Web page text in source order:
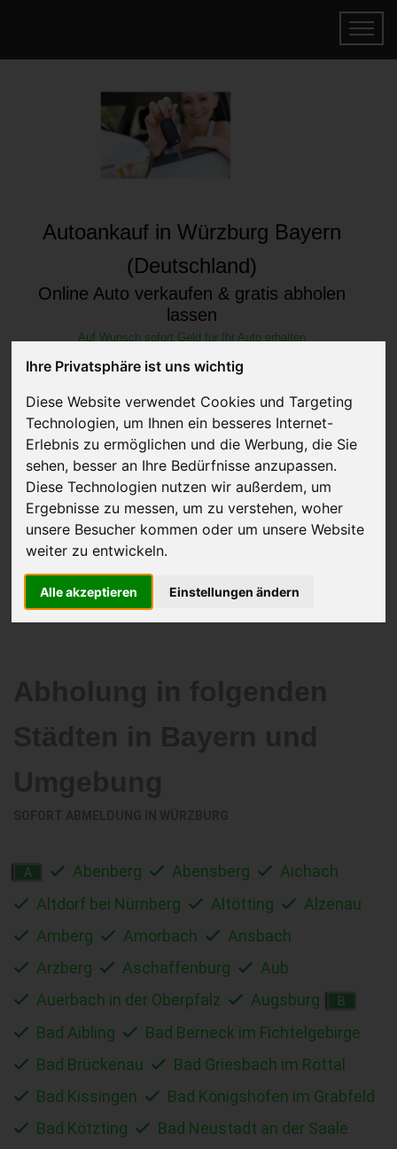
Ihre Privatsphäre ist uns wichtig
Diese Website verwendet Cookies und Targeting
Technologien, um Ihnen ein besseres Internet-
Erlebnis zu ermöglichen und die Werbung, die Sie
sehen, besser an Ihre Bedürfnisse anzupassen.
Diese Technologien nutzen wir außerdem, um
Ergebnisse zu messen, um zu verstehen, woher
unsere Besucher kommen oder um unsere Website
weiter zu entwickeln.
Alle akzeptieren Einstellungen ändern
Autoankauf in Würzburg Bayern
(Deutschland)
Online Auto verkaufen & gratis abholen
lassen
Auf Wunsch sofort Geld für Ihr Auto erhalten
JETZT KOSTENLOSE BEWERTUNG
Kostenloses Angebotfür den Ankauf Ihres Autos inklusive der
Abholung, auf Wunsch sofort Geld. Ihre Daten werden nicht mit Dritten
A Abenberg Abensberg
Aichach
Altdorf bei Nürnberg
Altötting
Alzenau
Amberg
Amorbach
Ansbach
Arzberg
Aschaffenburg
Aub
Auerbach in der Oberpfalz
Augsburg B
Bad Aibling
Bad Berneck im Fichtelgebirge
Bad Brückenau
Bad Griesbach im Rottal
Bad Kissingen
Bad Königshofen im Grabfeld
Bad Kötzting
Bad Neustadt an der Saale